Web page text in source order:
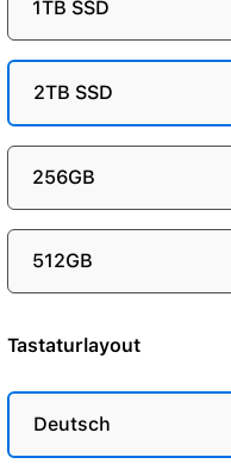
1TB SSD
2TB SSD
256GB
512GB
Tastaturlayout
Deutsch